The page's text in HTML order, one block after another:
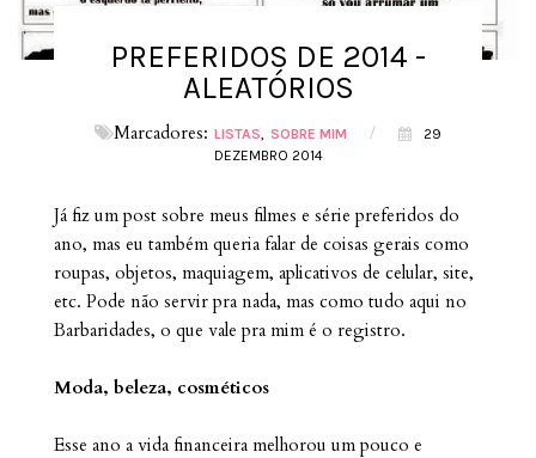
PREFERIDOS DE 2014 -
ALEATÓRIOS
Marcadores: LISTAS SOBRE MIM /
29
DEZEMBRO 2014
Já fiz um post sobre meus filmes e série preferidos do
ano, mas eu também queria falar de coisas gerais como
roupas, objetos, maquiagem, aplicativos de celular, site,
etc. Pode não servir pra nada, mas como tudo aqui no
Barbaridades, o que vale pra mim é o registro.
Moda, beleza, cosméticos
Esse ano a vida financeira melhorou um pouco e